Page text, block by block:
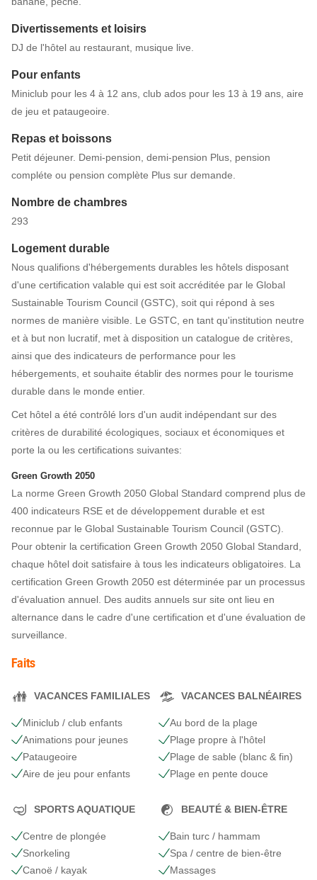
Divertissements et loisirs
DJ de l'hôtel au restaurant, musique live.
Pour enfants
Miniclub pour les 4 à 12 ans, club ados pour les 13 à 19 ans, aire
de jeu et pataugeoire.
Repas et boissons
Petit déjeuner. Demi-pension, demi-pension Plus, pension
compléte ou pension complète Plus sur demande.
Nombre de chambres
293
Logement durable
Nous qualifions d'hébergements durables les hôtels disposant
d'une certification valable qui est soit accréditée par le Global
Sustainable Tourism Council (GSTC), soit qui répond à ses
normes de manière visible. Le GSTC, en tant qu'institution neutre
et à but non lucratif, met à disposition un catalogue de critères,
ainsi que des indicateurs de performance pour les
hébergements, et souhaite établir des normes pour le tourisme
durable dans le monde entier.
Cet hôtel a été contrôlé lors d'un audit indépendant sur des
critères de durabilité écologiques, sociaux et économiques et
porte la ou les certifications suivantes:
Green Growth 2050
La norme Green Growth 2050 Global Standard comprend plus de
400 indicateurs RSE et de développement durable et est
reconnue par le Global Sustainable Tourism Council (GSTC).
Pour obtenir la certification Green Growth 2050 Global Standard,
chaque hôtel doit satisfaire à tous les indicateurs obligatoires. La
certification Green Growth 2050 est déterminée par un processus
d'évaluation annuel. Des audits annuels sur site ont lieu en
alternance dans le cadre d'une certification et d'une évaluation de
surveillance.
Faits
VACANCES FAMILIALES
Miniclub / club enfants
Animations pour jeunes
Pataugeoire
Aire de jeu pour enfants
VACANCES BALNÉAIRES
Au bord de la plage
Plage propre à l'hôtel
Plage de sable (blanc & fin)
Plage en pente douce
SPORTS AQUATIQUE
Centre de plongée
Snorkeling
Canoë / kayak
BEAUTÉ & BIEN-ÊTRE
Bain turc / hammam
Spa / centre de bien-être
Massages